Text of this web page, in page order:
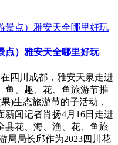
点）雅安天全哪里好玩
四川成都，雅安天泉走进
鱼、趣、花、鱼旅游节推
)生态旅游节的子活动，
新闻记者肖扬4月16日走进
县花、海、渔、花、鱼旅
局局长邱作为2023四川花